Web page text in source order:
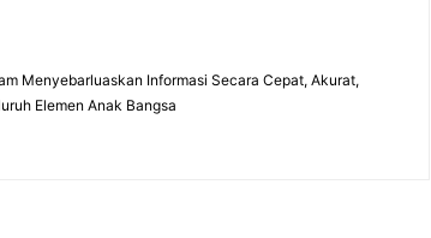
Menyebarluaskan Informasi Secara Cepat, Akurat,
Elemen Anak Bangsa